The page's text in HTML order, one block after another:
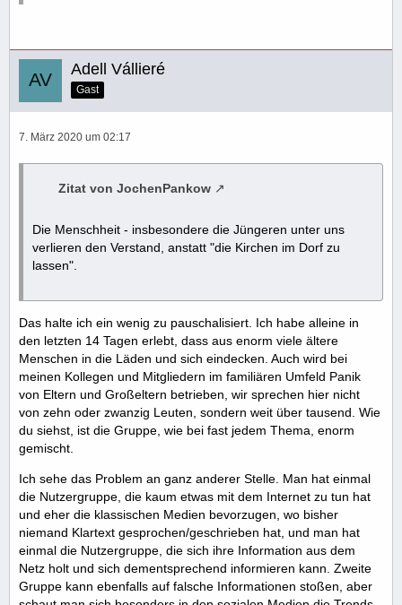
Adell Vállieré
Gast
7. März 2020 um 02:17
Zitat von JochenPankow
Die Menschheit - insbesondere die Jüngeren unter uns
verlieren den Verstand, anstatt "die Kirchen im Dorf zu
lassen".
Das halte ich ein wenig zu pauschalisiert. Ich habe alleine in
den letzten 14 Tagen erlebt, dass aus enorm viele ältere
Menschen in die Läden und sich eindecken. Auch wird bei
meinen Kollegen und Mitgliedern im familiären Umfeld Panik
von Eltern und Großeltern betrieben, wir sprechen hier nicht
von zehn oder zwanzig Leuten, sondern weit über tausend. Wie
du siehst, ist die Gruppe, wie bei fast jedem Thema, enorm
gemischt.
Ich sehe das Problem an ganz anderer Stelle. Man hat einmal
die Nutzergruppe, die kaum etwas mit dem Internet zu tun hat
und eher die klassischen Medien bevorzugen, wo bisher
niemand Klartext gesprochen/geschrieben hat, und man hat
einmal die Nutzergruppe, die sich ihre Information aus dem
Netz holt und sich dementsprechend informieren kann. Zweite
Gruppe kann ebenfalls auf falsche Informationen stoßen, aber